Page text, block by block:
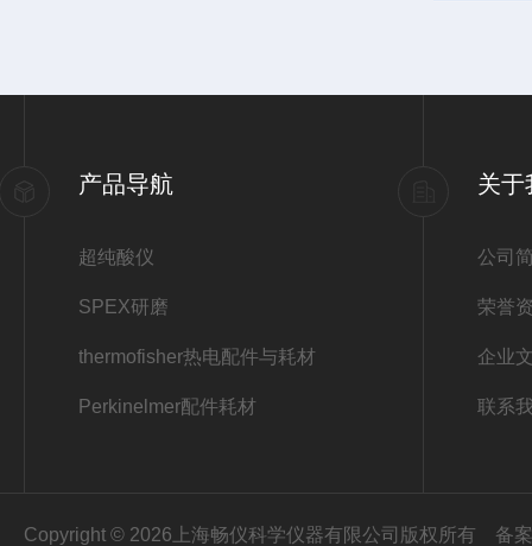
产品导航
超纯酸仪
SPEX研磨
thermofisher热电配件与耗材
Perkinelmer配件耗材
关于
公司
荣誉
企业
联系
Copyright © 2026上海畅仪科学仪器有限公司版权所有 备